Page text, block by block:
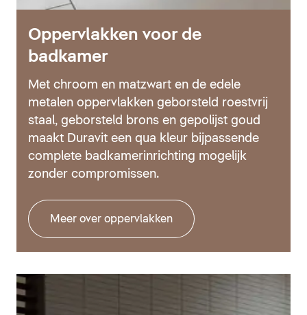
Oppervlakken voor de
badkamer
Met chroom en matzwart en de edele
metalen oppervlakken geborsteld roestvrij
staal, geborsteld brons en gepolijst goud
maakt Duravit een qua kleur bijpassende
complete badkamerinrichting mogelijk
zonder compromissen.
Meer over oppervlakken